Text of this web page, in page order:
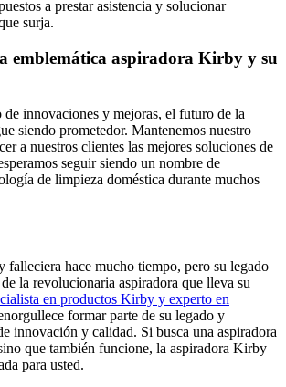
a prestar asistencia y solucionar
surja.
emblemática aspiradora Kirby y su
de innovaciones y mejoras, el futuro de la
siendo prometedor. Mantenemos nuestro
a nuestros clientes las mejores soluciones de
seguir siendo un nombre de
de limpieza doméstica durante muchos
falleciera hace mucho tiempo, pero su legado
la revolucionaria aspiradora que lleva su
en productos Kirby y experto en
formar parte de su legado y
innovación y calidad. Si busca una aspiradora
que también funcione, la aspiradora Kirby
para usted.